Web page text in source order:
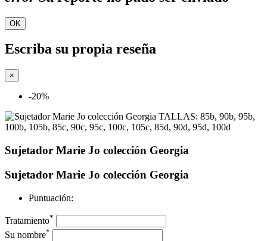
OK
Escriba su propia reseña
×
-20%
Sujetador Marie Jo colección Georgia
Sujetador Marie Jo colección Georgia
Puntuación:
Tratamiento*
Su nombre*